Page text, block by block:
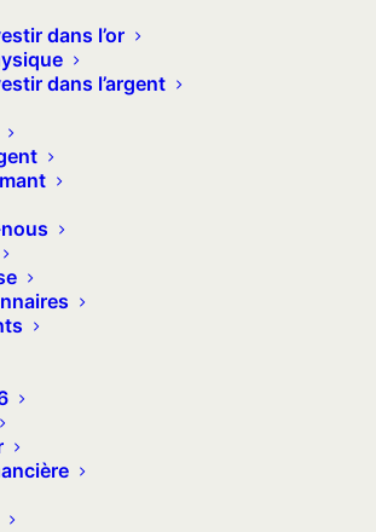
dans l’or
dans l’argent
d’emprunt au
comme le
l’or
l’or est multiple, aussi bien
des épargnants…